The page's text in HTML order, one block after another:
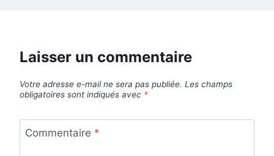
Laisser un commentaire
Votre adresse e-mail ne sera pas publiée. Les champs
obligatoires sont indiqués avec *
Commentaire *